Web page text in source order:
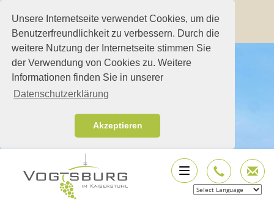
Unsere Internetseite verwendet Cookies, um die
Benutzerfreundlichkeit zu verbessern. Durch die
weitere Nutzung der Internetseite stimmen Sie
der Verwendung von Cookies zu. Weitere
Informationen finden Sie in unserer
Datenschutzerklärung
Akzeptieren